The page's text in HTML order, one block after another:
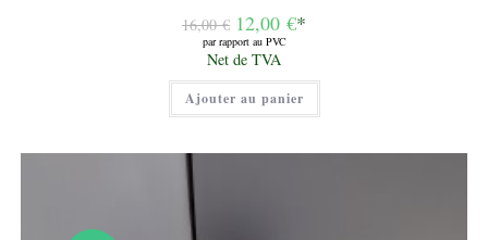
16,00€ Le
prix
initial
était :
16,00 €.
12,00 €*
par rapport au PVC
Le
prix
actuel
est :
12,00 €.
Net de TVA
Ajouter au panier